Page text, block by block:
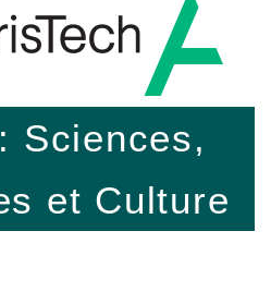
Sciences,
et Culture